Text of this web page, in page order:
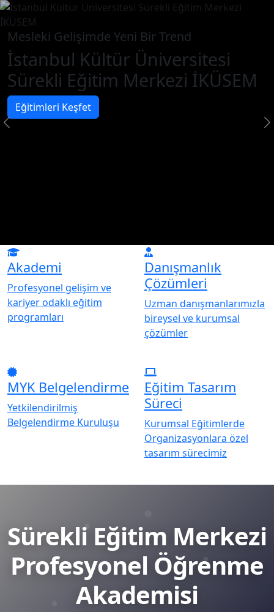
Mesleki Gelişimde Yeni Bir Trend
İstanbul Kültür Üniversitesi
Sürekli Eğitim Merkezi İKÜSEM
Eğitimleri Keşfet
Akademi
Profesyonel gelişim ve
kariyer odaklı eğitim
programları
Danışmanlık
Çözümleri
Uzman danışmanlarımızla
bireysel ve kurumsal
çözümler
MYK Belgelendirme
Yetkilendirilmiş
Belgelendirme Kuruluşu
Eğitim Tasarım
Süreci
Kurumsal Eğitimlerde
Organizasyonlara özel
tasarım sürecimiz
Sürekli Eğitim Merkezi
Profesyonel Öğrenme
Akademisi